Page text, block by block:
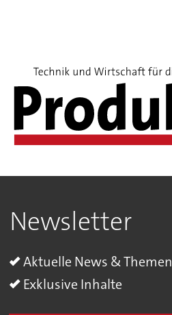
Newsletter
Aktuelle News & Themen
Exklusive Inhalte